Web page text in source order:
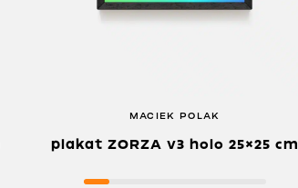
MACIEK POLAK
plakat ZORZA v3 holo 25×25 cm